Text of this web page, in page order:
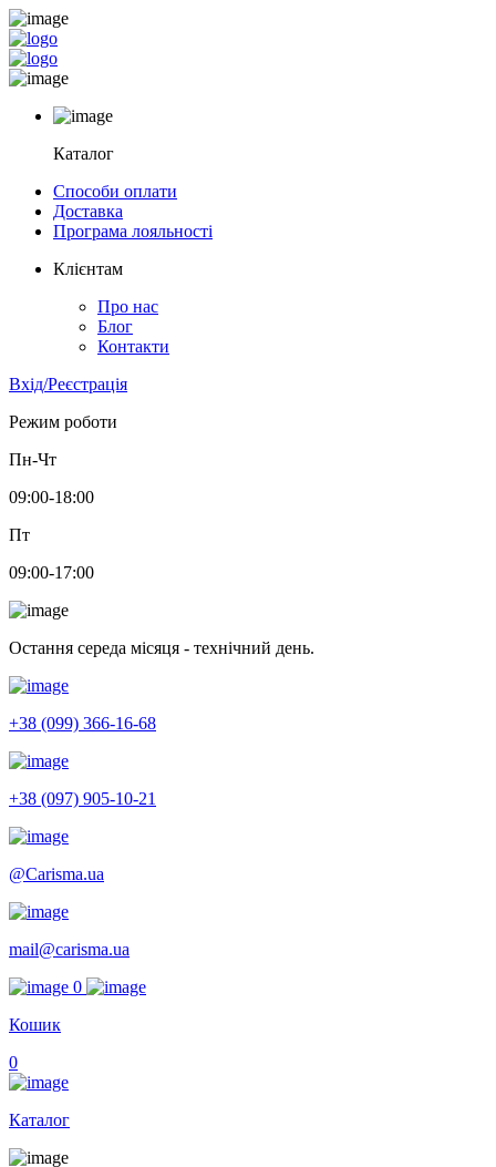
Каталог
Способи оплати
Доставка
Програма лояльності
Клієнтам
Про нас
Блог
Контакти
Вхід/Реєстрація
Режим роботи
Пн-Чт
09:00-18:00
Пт
09:00-17:00
Остання середа місяця - технічний день.
+38 (099) 366-16-68
+38 (097) 905-10-21
@Carisma.ua
mail@carisma.ua
0
Кошик
0
Каталог